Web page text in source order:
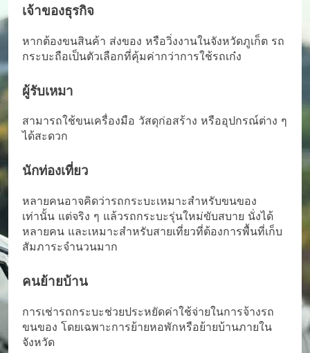
เจ้าของธุรกิจ
หากต้องขนสินค้า ส่งของ หรือวิ่งงานในจังหวัดภูเก็ต รถ
กระบะถือเป็นตัวเลือกที่คุ้มค่ากว่าการใช้รถเก๋ง
ผู้รับเหมา
สามารถใช้ขนเครื่องมือ วัสดุก่อสร้าง หรืออุปกรณ์ต่าง ๆ
ได้สะดวก
นักท่องเที่ยว
หลายคนอาจคิดว่ารถกระบะเหมาะสำหรับขนของ
เท่านั้น แต่จริง ๆ แล้วรถกระบะรุ่นใหม่ขับสบาย นั่งได้
หลายคน และเหมาะสำหรับสายเที่ยวที่ต้องการพื้นที่เก็บ
สัมภาระจำนวนมาก
คนย้ายบ้าน
การเช่ารถกระบะช่วยประหยัดค่าใช้จ่ายในการจ้างรถ
ขนของ โดยเฉพาะการย้ายหอพักหรือย้ายบ้านภายใน
จังหวัด